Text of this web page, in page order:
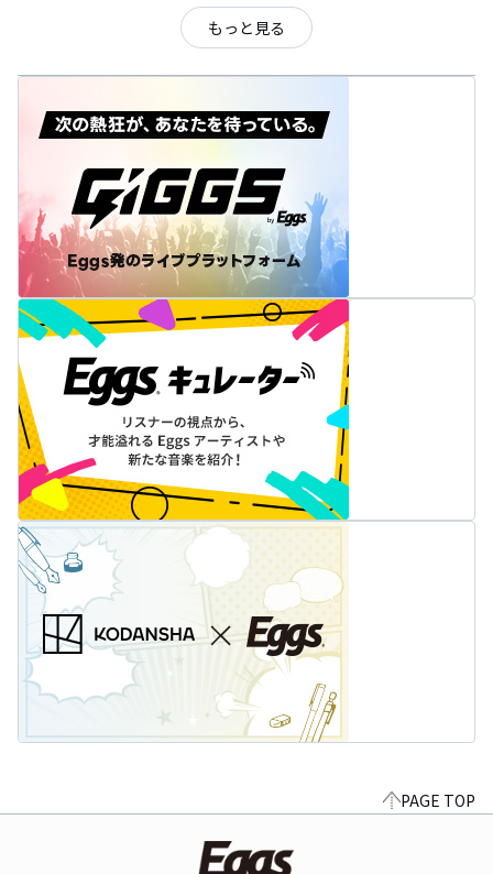
もっと見る
PAGE TOP